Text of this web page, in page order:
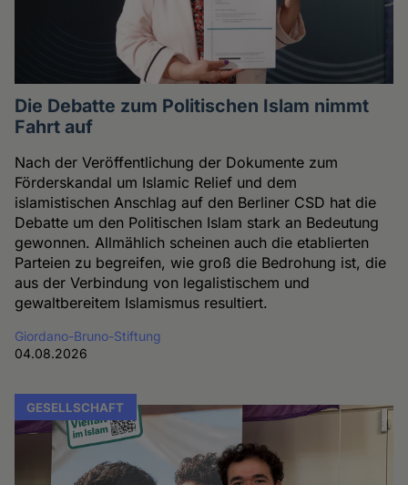
Die Debatte zum Politischen Islam nimmt
Fahrt auf
Nach der Veröffentlichung der Dokumente zum
Förderskandal um Islamic Relief und dem
islamistischen Anschlag auf den Berliner CSD hat die
Debatte um den Politischen Islam stark an Bedeutung
gewonnen. Allmählich scheinen auch die etablierten
Parteien zu begreifen, wie groß die Bedrohung ist, die
aus der Verbindung von legalistischem und
gewaltbereitem Islamismus resultiert.
Giordano-Bruno-Stiftung
04.08.2026
GESELLSCHAFT